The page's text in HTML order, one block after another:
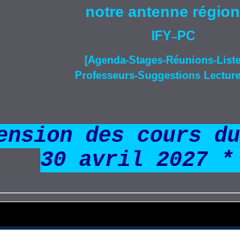
notre antenne
IFY–PC
[Agenda-Stages-Réunions-
Professeurs-Suggestions
des cours
30 avril 2027 *